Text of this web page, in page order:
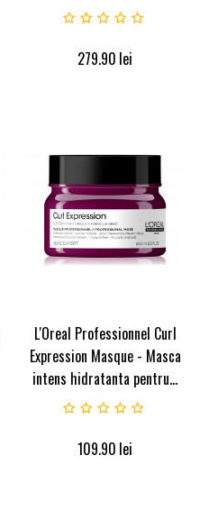
279.90 lei
L'Oreal Professionnel Curl
Expression Masque - Masca
intens hidratanta pentru...
109.90 lei